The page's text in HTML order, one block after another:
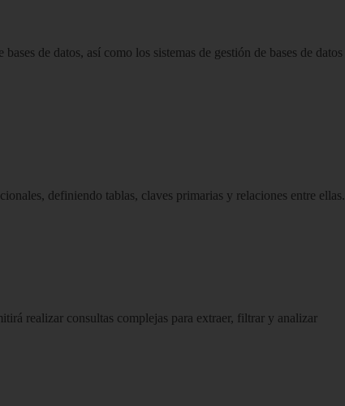
de datos, así como los sistemas de gestión de bases de datos
definiendo tablas, claves primarias y relaciones entre ellas.
realizar consultas complejas para extraer, filtrar y analizar